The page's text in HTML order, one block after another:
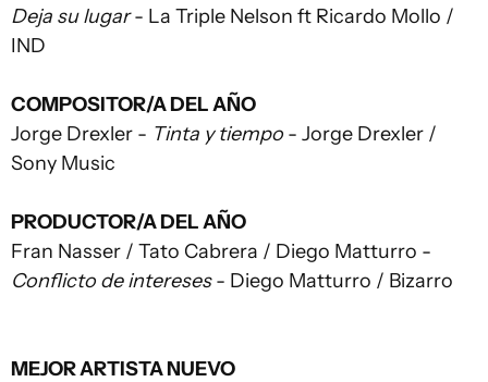
Deja su lugar- La Triple Nelson ft Ricardo Mollo /
IND
COMPOSITOR/A DEL AÑO
Jorge Drexler - Tinta y tiempo - Jorge Drexler /
Sony Music
PRODUCTOR/A DEL AÑO
Fran Nasser / Tato Cabrera / Diego Matturro -
Conflicto de intereses- Diego Matturro / Bizarro
MEJOR ARTISTA NUEVO